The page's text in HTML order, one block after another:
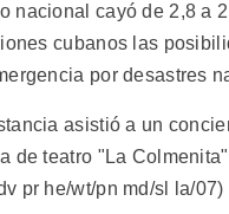
nacional cayó de 2,8 a
cubanos las
por desastres
asistió a un
de teatro "La
pr he/wt/pn md/sl la/07)